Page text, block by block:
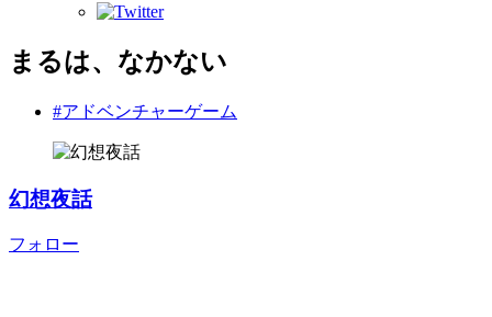
まるは、なかない
#アドベンチャーゲーム
幻想夜話
フォロー